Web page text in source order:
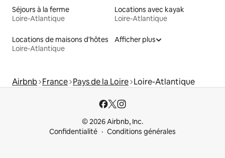
Séjours à la ferme
Loire-Atlantique
Locations avec kayak
Loire-Atlantique
Locations de maisons d'hôtes
Loire-Atlantique
Afficher plus
Airbnb France Pays de la Loire Loire-Atlantique
© 2026 Airbnb, Inc.
Confidentialité
Conditions générales